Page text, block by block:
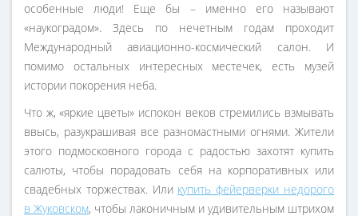
особенные люди! Еще бы – именно его называют
«наукоградом». Здесь по нечетным годам проходит
Международный авиационно-космический салон. И
помимо остальных интересных местечек, есть музей
истории покорения неба.
Что ж, «яркие цветы» испокон веков стремились взмывать
ввысь, разукрашивая все разномастными огнями. Жители
этого подмосковного города с радостью захотят купить
салюты, чтобы порадовать себя на корпоративных или
свадебных торжествах. Или купить фейерверки недорого
в Жуковском, чтобы лаконичным и удивительным штрихом